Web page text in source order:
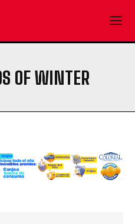
OF WINTER